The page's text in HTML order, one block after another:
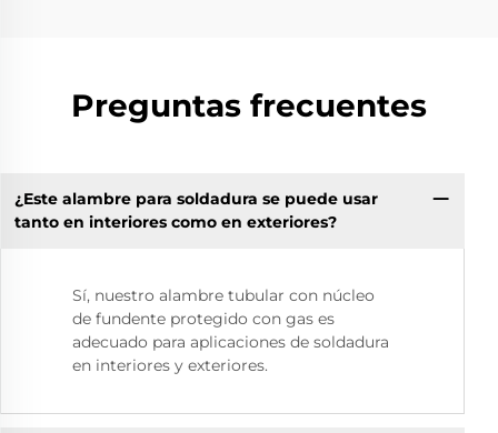
Preguntas frecuentes
¿Este alambre para soldadura se puede usar
tanto en interiores como en exteriores?
Sí, nuestro alambre tubular con núcleo
de fundente protegido con gas es
adecuado para aplicaciones de soldadura
en interiores y exteriores.